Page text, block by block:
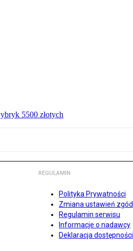
5500 złotych
REGULAMIN
Polityka Prywatności
Zmiana ustawień zgód
Regulamin serwisu
Informacje o nadawcy
Deklaracja dostępności